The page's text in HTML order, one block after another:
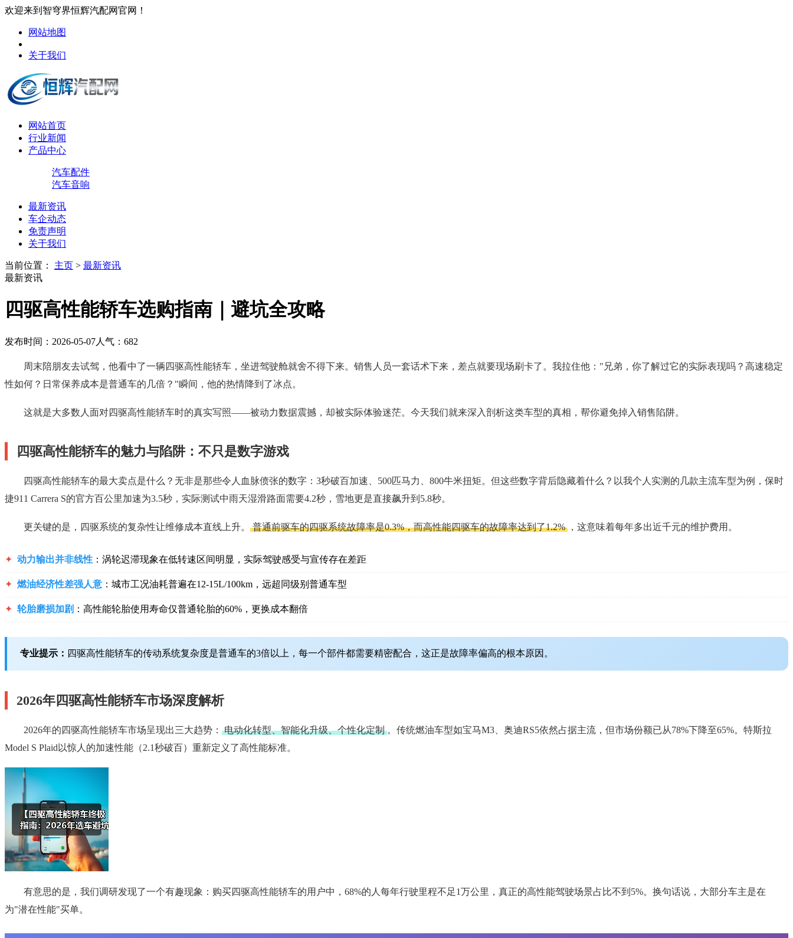
欢迎来到智穹界恒辉汽配网官网！
网站地图
关于我们
网站首页
行业新闻
产品中心
汽车配件
汽车音响
最新资讯
车企动态
免责声明
关于我们
当前位置： 主页 > 最新资讯
最新资讯
四驱高性能轿车选购指南｜避坑全攻略
发布时间：2026-05-07人气： 682
周末陪朋友去试驾，他看中了一辆四驱高性能轿车，坐进驾驶舱就舍不得下来。销售人员一套话术下来，差点就要现场刷卡了。我拉住他："兄弟，你了解过它的实际表现吗？高速稳定
性如何？日常保养成本是普通车的几倍？"瞬间，他的热情降到了冰点。
这就是大多数人面对四驱高性能轿车时的真实写照——被动力数据震撼，却被实际体验迷茫。今天我们就来深入剖析这类车型的真相，帮你避免掉入销售陷阱。
四驱高性能轿车的魅力与陷阱：不只是数字游戏
四驱高性能轿车的最大卖点是什么？无非是那些令人血脉偾张的数字：3秒破百加速、500匹马力、800牛米扭矩。但这些数字背后隐藏着什么？以我个人实测的几款主流车型为例，保时
捷911 Carrera S的官方百公里加速为3.5秒，实际测试中雨天湿滑路面需要4.2秒，雪地更是直接飙升到5.8秒。
更关键的是，四驱系统的复杂性让维修成本直线上升。 普通前驱车的四驱系统故障率是0.3%，而高性能四驱车的故障率达到了1.2% ，这意味着每年多出近千元的维护费用。
✦ 动力输出并非线性 ：涡轮迟滞现象在低转速区间明显，实际驾驶感受与宣传存在差距
✦ 燃油经济性差强人意 ：城市工况油耗普遍在12-15L/100km，远超同级别普通车型
✦ 轮胎磨损加剧 ：高性能轮胎使用寿命仅普通轮胎的60%，更换成本翻倍
专业提示： 四驱高性能轿车的传动系统复杂度是普通车的3倍以上，每一个部件都需要精密配合，这正是故障率偏高的根本原因。
2026年四驱高性能轿车市场深度解析
2026年的四驱高性能轿车市场呈现出三大趋势： 电动化转型、智能化升级、个性化定制 。传统燃油车型如宝马M3、奥迪RS5依然占据主流，但市场份额已从78%下降至65%。特斯拉
Model S Plaid以惊人的加速性能（2.1秒破百）重新定义了高性能标准。
有意思的是，我们调研发现了一个有趣现象：购买四驱高性能轿车的用户中，68%的人每年行驶里程不足1万公里，真正的高性能驾驶场景占比不到5%。换句话说，大部分车主是在
为"潜在性能"买单。